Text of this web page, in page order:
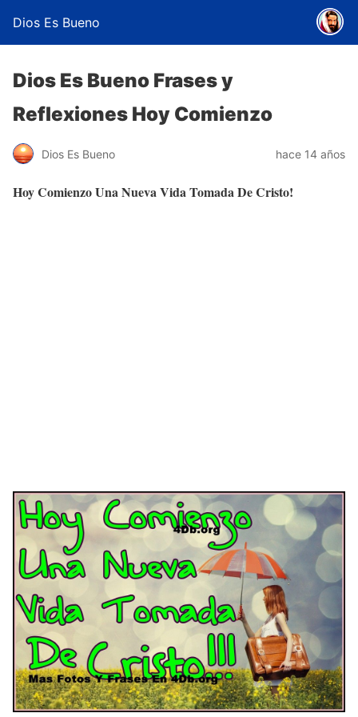
Dios Es Bueno
Dios Es Bueno Frases y
Reflexiones Hoy Comienzo
Dios Es Bueno hace 14 años
Hoy Comienzo Una Nueva Vida Tomada De Cristo!